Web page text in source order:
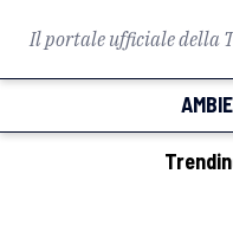
Il portale ufficiale della